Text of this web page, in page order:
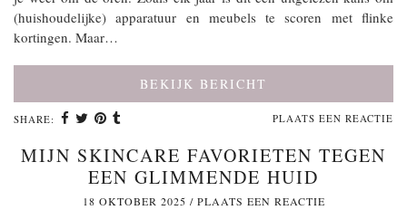
(huishoudelijke) apparatuur en meubels te scoren met flinke
kortingen. Maar…
BEKIJK BERICHT
SHARE: PLAATS EEN REACTIE
MIJN SKINCARE FAVORIETEN TEGEN
EEN GLIMMENDE HUID
18 OKTOBER 2025 / PLAATS EEN REACTIE